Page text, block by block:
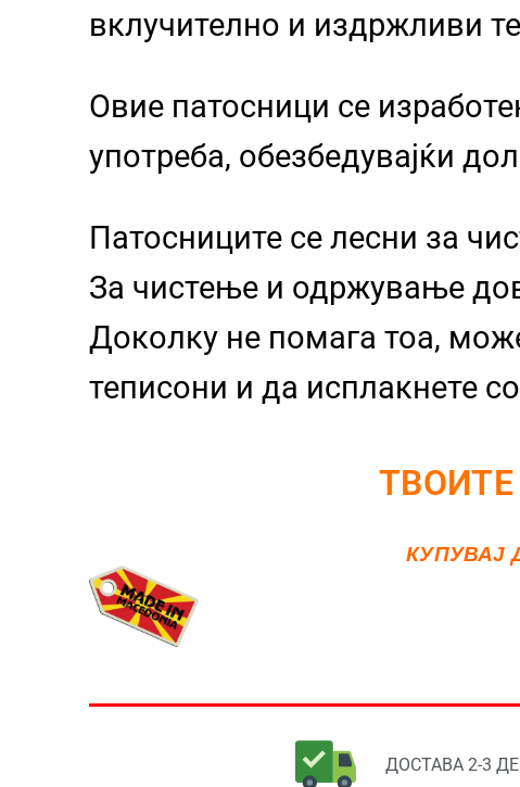
вклучително и издржливи
Овие патосници се
употреба, обезбедувајќи
Патосниците се лесни за
За чистење и одржување
Доколку не помага тоа,
теписони и да исплакнете
ТВОИТЕ
КУПУВАЈ
ДОСТАВА 2-3